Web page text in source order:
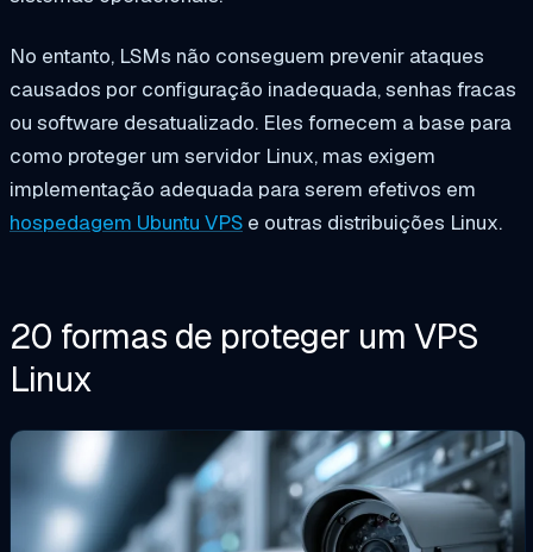
No entanto, LSMs não conseguem prevenir ataques
causados por configuração inadequada, senhas fracas
ou software desatualizado. Eles fornecem a base para
como proteger um servidor Linux, mas exigem
implementação adequada para serem efetivos em
hospedagem Ubuntu VPS e outras distribuições Linux.
20 formas de proteger um VPS
Linux